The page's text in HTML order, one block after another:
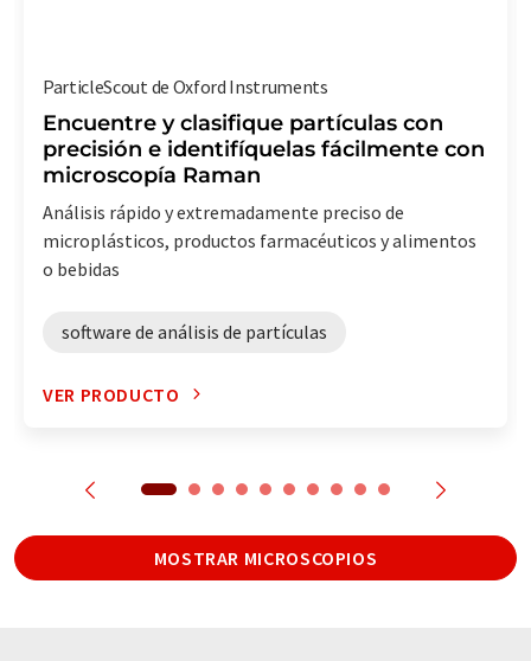
ParticleScout de Oxford Instruments
Encuentre y clasifique partículas con
precisión e identifíquelas fácilmente con
microscopía Raman
Análisis rápido y extremadamente preciso de
microplásticos, productos farmacéuticos y alimentos
o bebidas
software de análisis de partículas
VER PRODUCTO
MOSTRAR MICROSCOPIOS